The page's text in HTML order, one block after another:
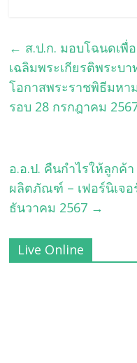
← ส.ป.ก. มอบโฉนดเพื่
เฉลิมพระเกียรติพระบ
โอกาสพระราชพิธีมหา
รอบ 28 กรกฎาคม
อ.อ.ป. คืนกำไรให้ลูกค้
ผลิตภัณฑ์ – เฟอร์นิเจอ
ธันวาคม 2567 →
Live Online